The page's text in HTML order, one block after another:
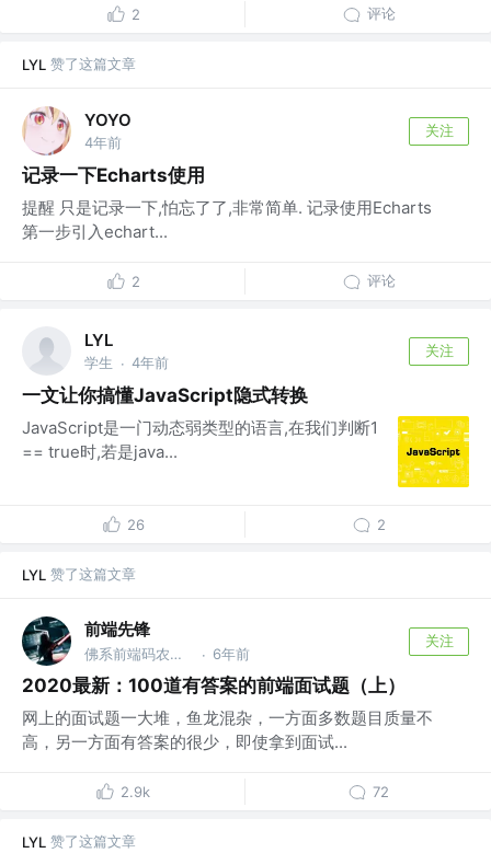
2 评论
LYL 赞了这篇文章
YOYO
4年前
关注
记录一下Echarts使用
提醒 只是记录一下,怕忘了了,非常简单. 记录使用Echarts
第一步引入echart...
2 评论
LYL
学生 · 4年前
关注
一文让你搞懂JavaScript隐式转换
JavaScript是一门动态弱类型的语言,在我们判断1
== true时,若是java...
26 2
LYL 赞了这篇文章
前端先锋
佛系前端码农，公众号：前端先锋 @公众号：前端先锋 · 6年前
关注
2020最新：100道有答案的前端面试题（上）
网上的面试题一大堆，鱼龙混杂，一方面多数题目质量不
高，另一方面有答案的很少，即使拿到面试...
2.9k 72
LYL 赞了这篇文章